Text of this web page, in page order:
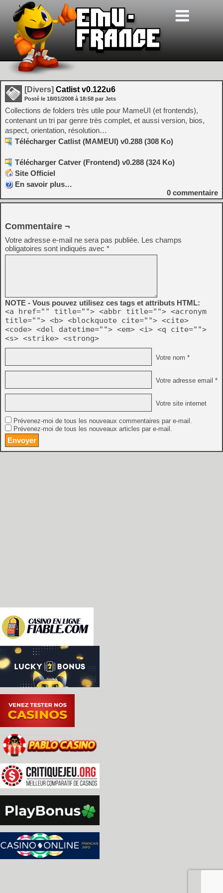
[Divers] Catlist v0.122u6
Posté le 18/01/2008 à 18:58 par Jets
Collections de folders très utile pour MameUI (et frontends),
contenant un tri par genre très complet, et aussi version, bios,
aspect, orientation, résolution…
Télécharger Catlist (MAMEUI) v0.288 (308 Ko)
Télécharger Catver (Frontend) v0.288 (324 Ko)
Site Officiel
En savoir plus…
0 commentaire
Commentaire ¬
Votre adresse e-mail ne sera pas publiée. Les champs
obligatoires sont indiqués avec *
NOTE - Vous pouvez utilisez ces tags et attributs HTML:
<a href="" title=""> <abbr title=""> <acronym
title=""> <b> <blockquote cite=""> <cite>
<code> <del datetime=""> <em> <i> <q cite="">
<s> <strike> <strong>
Votre nom *
Votre adresse email *
Votre site internet
Prévenez-moi de tous les nouveaux commentaires par e-mail.
Prévenez-moi de tous les nouveaux articles par e-mail.